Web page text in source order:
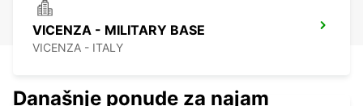
VICENZA - MILITARY BASE
VICENZA - ITALY
Današnje ponude za najam